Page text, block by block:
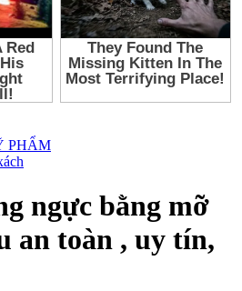
PHẨM
ngực bằng mỡ
an toàn , uy tín,